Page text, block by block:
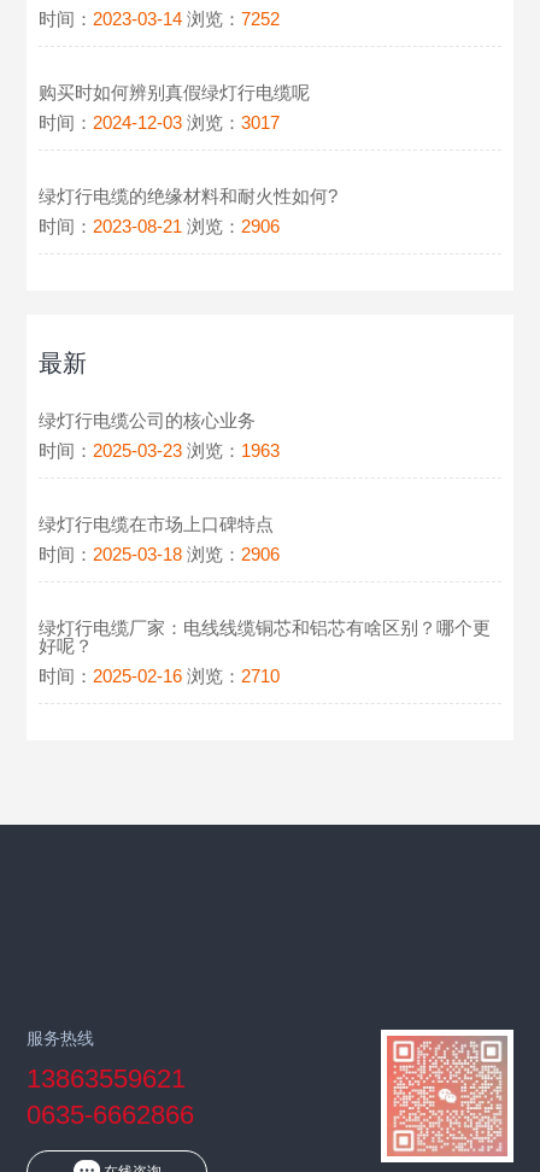
时间： 2023-03-14 浏览：7252
购买时如何辨别真假绿灯行电缆呢
时间： 2024-12-03 浏览：3017
绿灯行电缆的绝缘材料和耐火性如何?
时间： 2023-08-21 浏览： 2906
最新
绿灯行电缆公司的核心业务
时间： 2025-03-23 浏览： 1963
绿灯行电缆在市场上口碑特点
时间： 2025-03-18 浏览： 2906
绿灯行电缆厂家：电线线缆铜芯和铝芯有啥区别？哪个更
好呢？
时间： 2025-02-16 浏览： 2710
服务热线
13863559621
0635-6662866